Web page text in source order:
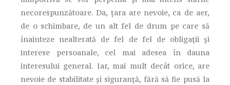
necorespunzătoare. Da, țara are nevoie, ca de aer,
de o schimbare, de un alt fel de drum pe care să
înainteze nealterată de fel de fel de obligații și
interese persoanale, cel mai adesea în dauna
interesului general. Iar, mai mult decât orice, are
nevoie de stabilitate și siguranță, fără să fie pusă la